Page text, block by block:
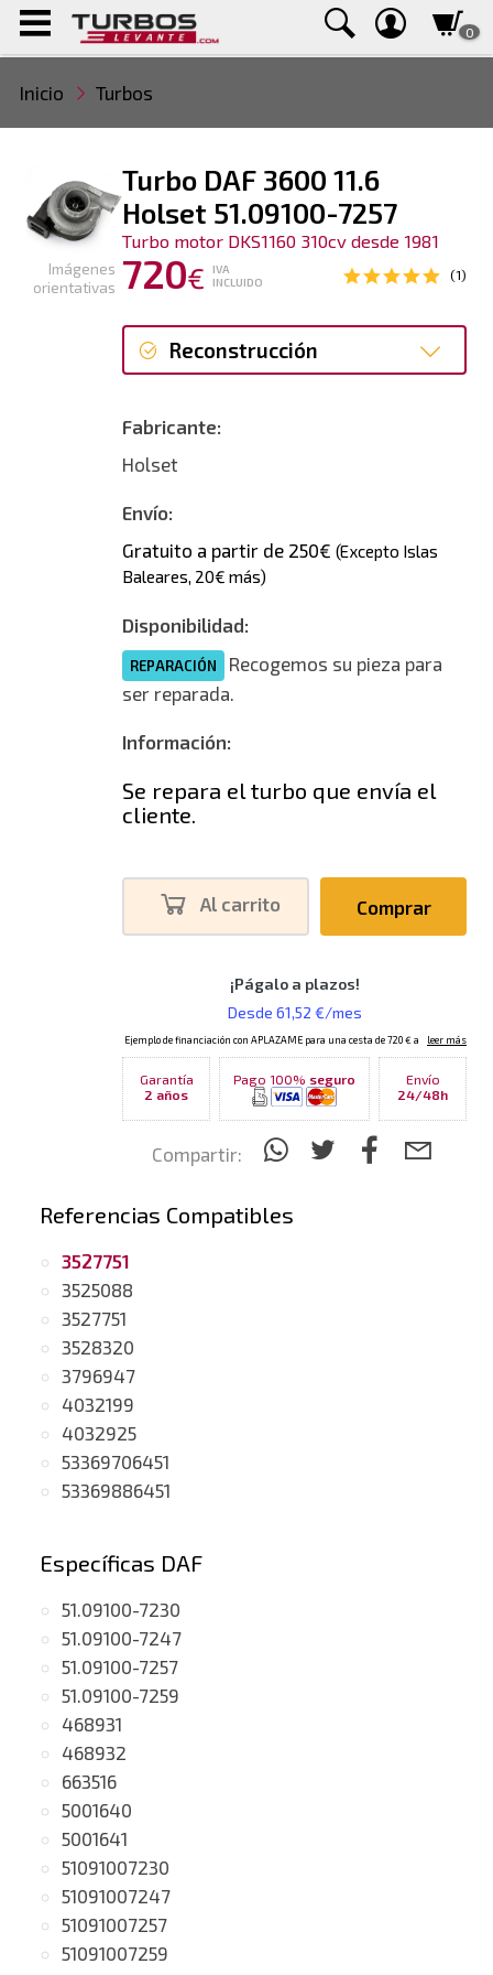
0
Inicio Turbos
Turbo DAF 3600 11.6
Holset 51.09100-7257
Turbo motor DKS1160 310cv desde 1981
720€
IVA
INCLUIDO
(1)
Reconstrucción
Fabricante:
Holset
Envío:
Gratuito a partir de 250€ (Excepto Islas
Baleares, 20€ más)
Disponibilidad:
REPARACIÓN
Recogemos su pieza para
ser reparada.
Información:
Se repara el turbo que envía el
cliente.
Al carrito Comprar
Garantía
2 años
Pago 100% seguro
Envío
24/48h
Compartir:
Imágenes
orientativas
Referencias Compatibles
3527751
3525088
3527751
3528320
3796947
4032199
4032925
53369706451
53369886451
Específicas DAF
51.09100-7230
51.09100-7247
51.09100-7257
51.09100-7259
468931
468932
663516
5001640
5001641
51091007230
51091007247
51091007257
51091007259